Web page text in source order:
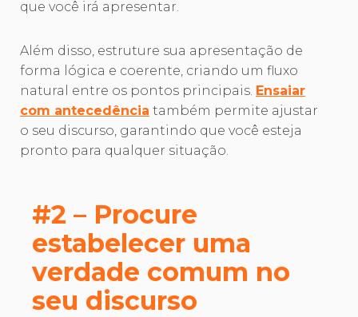
que você irá apresentar.
Além disso, estruture sua apresentação de
forma lógica e coerente, criando um fluxo
natural entre os pontos principais. Ensaiar
com antecedência também permite ajustar
o seu discurso, garantindo que você esteja
pronto para qualquer situação.
#2 – Procure
estabelecer uma
verdade comum no
seu discurso